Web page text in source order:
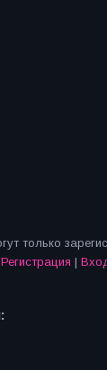
только
Регистрация |